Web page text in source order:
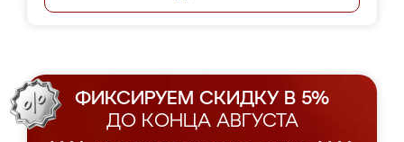
ФИКСИРУЕМ СКИДКУ В 5%
ДО КОНЦА АВГУСТА